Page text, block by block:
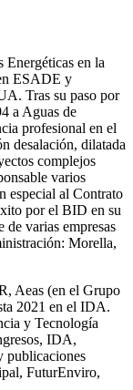
Energéticas en la
ESADE y
Tras su paso por
a Aguas de
profesional en el
desalación, dilatada
complejos
varios
especial al Contrato
por el BID en su
varias empresas
Morella,
Aeas (en el Grupo
2021 en el IDA.
y Tecnología
IDA,
publicaciones
FuturEnviro,